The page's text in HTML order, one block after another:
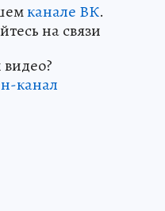
канале ВК.
на связи
канал